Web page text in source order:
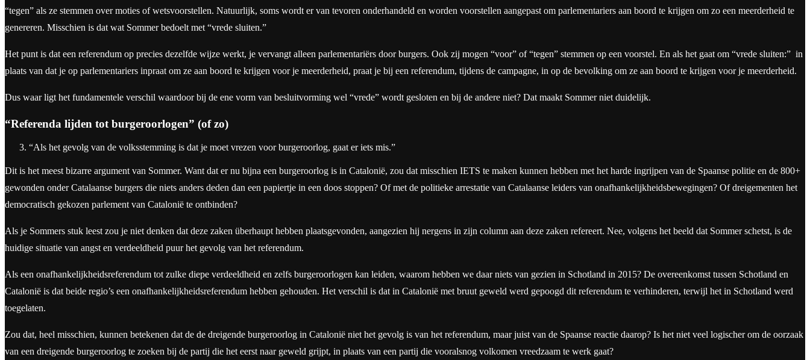
“tegen” als ze stemmen over moties of wetsvoorstellen. Natuurlijk, soms wordt er van tevoren onderhandeld en worden voorstellen aangepast om parlementariers aan boord te krijgen om zo een meerderheid te
genereren. Misschien is dat wat Sommer bedoelt met “vrede sluiten.”
Het punt is dat een referendum op precies dezelfde wijze werkt, je vervangt alleen parlementariërs door burgers. Ook zij mogen “voor” of “tegen” stemmen op een voorstel. En als het gaat om “vrede sluiten:” in
plaats van dat je op parlementariers inpraat om ze aan boord te krijgen voor je meerderheid, praat je bij een referendum, tijdens de campagne, in op de bevolking om ze aan boord te krijgen voor je meerderheid.
Dus waar ligt het fundamentele verschil waardoor bij de ene vorm van besluitvorming wel “vrede” wordt gesloten en bij de andere niet? Dat maakt Sommer niet duidelijk.
“Referenda lijden tot burgeroorlogen” (of zo)
“Als het gevolg van de volksstemming is dat je moet vrezen voor burgeroorlog, gaat er iets mis.”
Dit is het meest bizarre argument van Sommer. Want dat er nu bijna een burgeroorlog is in Catalonië, zou dat misschien IETS te maken kunnen hebben met het harde ingrijpen van de Spaanse politie en de 800+
gewonden onder Catalaanse burgers die niets anders deden dan een papiertje in een doos stoppen? Of met de politieke arrestatie van Catalaanse leiders van onafhankelijkheidsbewegingen? Of dreigementen het
democratisch gekozen parlement van Catalonië te ontbinden?
Als je Sommers stuk leest zou je niet denken dat deze zaken überhaupt hebben plaatsgevonden, aangezien hij nergens in zijn column aan deze zaken refereert. Nee, volgens het beeld dat Sommer schetst, is de
huidige situatie van angst en verdeeldheid puur het gevolg van het referendum.
Als een onafhankelijkheidsreferendum tot zulke diepe verdeeldheid en zelfs burgeroorlogen kan leiden, waarom hebben we daar niets van gezien in Schotland in 2015? De overeenkomst tussen Schotland en
Catalonië is dat beide regio’s een onafhankelijkheidsreferendum hebben gehouden. Het verschil is dat in Catalonië met bruut geweld werd gepoogd dit referendum te verhinderen, terwijl het in Schotland werd
toegelaten.
Zou dat, heel misschien, kunnen betekenen dat de de dreigende burgeroorlog in Catalonië niet het gevolg is van het referendum, maar juist van de Spaanse reactie daarop? Is het niet veel logischer om de oorzaak
van een dreigende burgeroorlog te zoeken bij de partij die het eerst naar geweld grijpt, in plaats van een partij die vooralsnog volkomen vreedzaam te werk gaat?